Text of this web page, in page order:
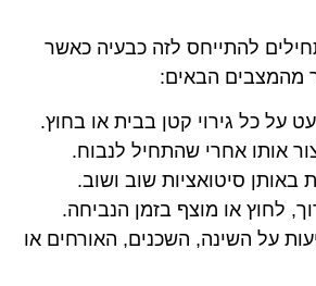
להתייחס לזה כבעיה כאשר
מהמצבים הבאים:
על כל גירוי קטן בבית או בחוץ.
אותו אחרי שהתחיל לנבוח.
באותן סיטואציות שוב ושוב.
לחוץ או מוצף בזמן הנביחה.
על השינה, השכנים, האורחים או